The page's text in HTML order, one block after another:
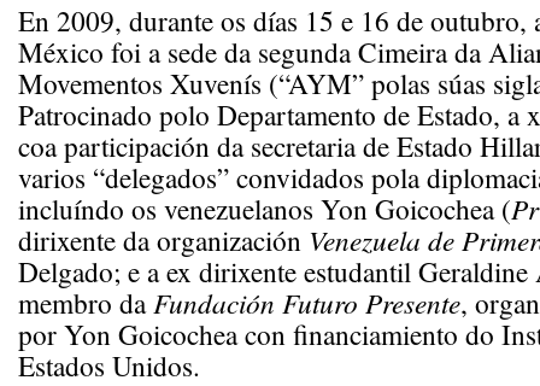
En 2009, durante os días 15 e 16 de outubro,
México foi a sede da segunda Cimeira da
Movementos Xuvenís (“AYM” polas súas
Patrocinado polo Departamento de Estado, a
coa participación da secretaria de Estado
varios “delegados” convidados pola
incluíndo os venezuelanos Yon Goicochea (
dirixente da organización Venezuela de
Delgado; e a ex dirixente estudantil Geraldine
membro daFundación Futuro Presente,
por Yon Goicochea con financiamiento do
Estados Unidos.